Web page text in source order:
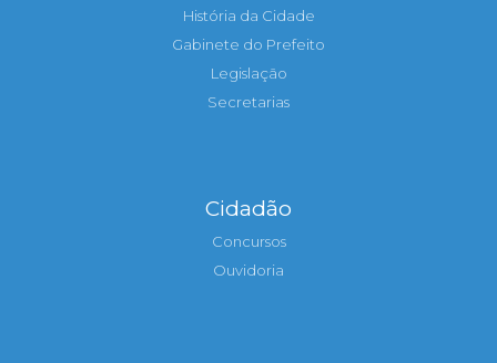
História da Cidade
Gabinete do Prefeito
Legislação
Secretarias
Cidadão
Concursos
Ouvidoria